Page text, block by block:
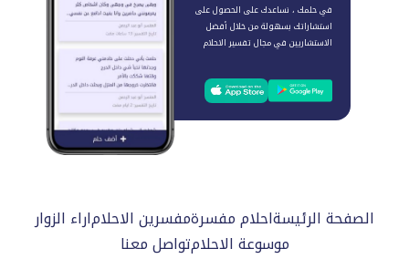
في حلمك ، نساعدك على الحصول على
استشاراتك بسهولة من خلال أفضل
الاستشاريين في مجال تفسير الاحلام
الصفحة الرئيسةاحلام مفسرةمفسرين الاحلاماراء الزوار
موسوعة الاحلامتواصل معنا